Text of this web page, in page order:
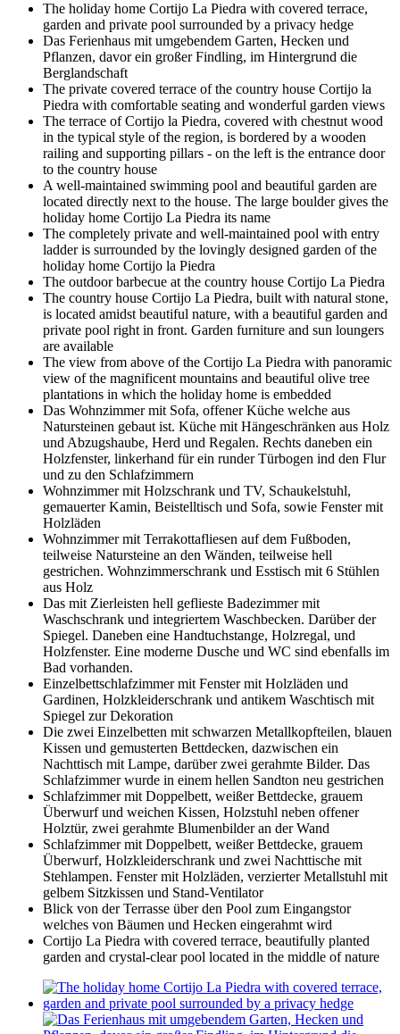
The holiday home Cortijo La Piedra with covered terrace,
garden and private pool surrounded by a privacy hedge
Das Ferienhaus mit umgebendem Garten, Hecken und
Pflanzen, davor ein großer Findling, im Hintergrund die
Berglandschaft
The private covered terrace of the country house Cortijo la
Piedra with comfortable seating and wonderful garden views
The terrace of Cortijo la Piedra, covered with chestnut wood
in the typical style of the region, is bordered by a wooden
railing and supporting pillars - on the left is the entrance door
to the country house
A well-maintained swimming pool and beautiful garden are
located directly next to the house. The large boulder gives the
holiday home Cortijo La Piedra its name
The completely private and well-maintained pool with entry
ladder is surrounded by the lovingly designed garden of the
holiday home Cortijo la Piedra
The outdoor barbecue at the country house Cortijo La Piedra
The country house Cortijo La Piedra, built with natural stone,
is located amidst beautiful nature, with a beautiful garden and
private pool right in front. Garden furniture and sun loungers
are available
The view from above of the Cortijo La Piedra with panoramic
view of the magnificent mountains and beautiful olive tree
plantations in which the holiday home is embedded
Das Wohnzimmer mit Sofa, offener Küche welche aus
Natursteinen gebaut ist. Küche mit Hängeschränken aus Holz
und Abzugshaube, Herd und Regalen. Rechts daneben ein
Holzfenster, linkerhand für ein runder Türbogen ind den Flur
und zu den Schlafzimmern
Wohnzimmer mit Holzschrank und TV, Schaukelstuhl,
gemauerter Kamin, Beistelltisch und Sofa, sowie Fenster mit
Holzläden
Wohnzimmer mit Terrakottafliesen auf dem Fußboden,
teilweise Natursteine an den Wänden, teilweise hell
gestrichen. Wohnzimmerschrank und Esstisch mit 6 Stühlen
aus Holz
Das mit Zierleisten hell geflieste Badezimmer mit
Waschschrank und integriertem Waschbecken. Darüber der
Spiegel. Daneben eine Handtuchstange, Holzregal, und
Holzfenster. Eine moderne Dusche und WC sind ebenfalls im
Bad vorhanden.
Einzelbettschlafzimmer mit Fenster mit Holzläden und
Gardinen, Holzkleiderschrank und antikem Waschtisch mit
Spiegel zur Dekoration
Die zwei Einzelbetten mit schwarzen Metallkopfteilen, blauen
Kissen und gemusterten Bettdecken, dazwischen ein
Nachttisch mit Lampe, darüber zwei gerahmte Bilder. Das
Schlafzimmer wurde in einem hellen Sandton neu gestrichen
Schlafzimmer mit Doppelbett, weißer Bettdecke, grauem
Überwurf und weichen Kissen, Holzstuhl neben offener
Holztür, zwei gerahmte Blumenbilder an der Wand
Schlafzimmer mit Doppelbett, weißer Bettdecke, grauem
Überwurf, Holzkleiderschrank und zwei Nachttische mit
Stehlampen. Fenster mit Holzläden, verzierter Metallstuhl mit
gelbem Sitzkissen und Stand-Ventilator
Blick von der Terrasse über den Pool zum Eingangstor
welches von Bäumen und Hecken eingerahmt wird
Cortijo La Piedra with covered terrace, beautifully planted
garden and crystal-clear pool located in the middle of nature